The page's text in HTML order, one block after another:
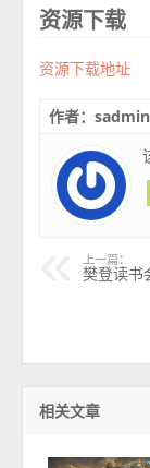
资源下载
资源下载地址
作者：sadmin
上一篇：
樊登读书
相关文章